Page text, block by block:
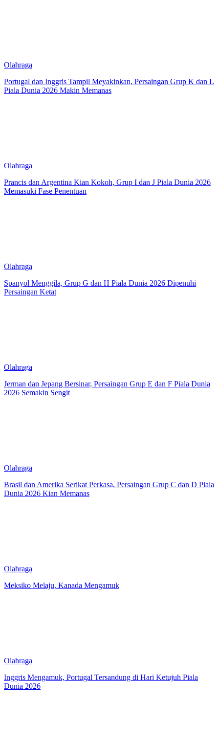
Olahraga
Portugal dan Inggris Tampil Meyakinkan, Persaingan Grup K dan L
Piala Dunia 2026 Makin Memanas
Olahraga
Prancis dan Argentina Kian Kokoh, Grup I dan J Piala Dunia 2026
Memasuki Fase Penentuan
Olahraga
Spanyol Menggila, Grup G dan H Piala Dunia 2026 Dipenuhi
Persaingan Ketat
Olahraga
Jerman dan Jepang Bersinar, Persaingan Grup E dan F Piala Dunia
2026 Semakin Sengit
Olahraga
Brasil dan Amerika Serikat Perkasa, Persaingan Grup C dan D Piala
Dunia 2026 Kian Memanas
Olahraga
Meksiko Melaju, Kanada Mengamuk
Olahraga
Inggris Mengamuk, Portugal Tersandung di Hari Ketujuh Piala
Dunia 2026